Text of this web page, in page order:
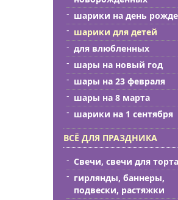
шарики на день
шарики для детей
для влюбленных
шары на новый год
шары на 23 февраля
шары на 8 марта
шарики на 1 сентября
ВСЁ ДЛЯ ПРАЗДНИКА
Свечи, свечи для торта
гирлянды, баннеры,
подвески, растяжки